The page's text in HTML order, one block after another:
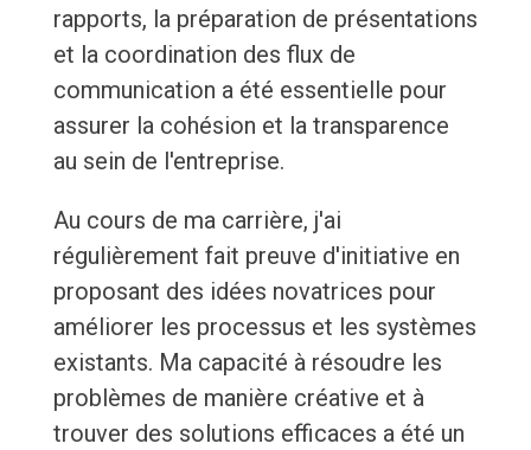
rapports, la préparation de présentations
et la coordination des flux de
communication a été essentielle pour
assurer la cohésion et la transparence
au sein de l'entreprise.
Au cours de ma carrière, j'ai
régulièrement fait preuve d'initiative en
proposant des idées novatrices pour
améliorer les processus et les systèmes
existants. Ma capacité à résoudre les
problèmes de manière créative et à
trouver des solutions efficaces a été un